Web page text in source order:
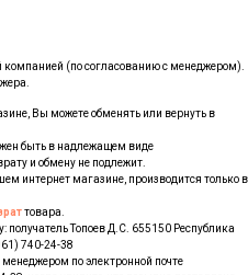
компанией (по согласованию с менеджером).
Вы можете обменять или вернуть в
быть в надлежащем виде
и обмену не подлежит.
интернет магазине, производится только в
товара.
получатель Топоев Д.С. 655150 Республика
740-24-38
по электронной почте